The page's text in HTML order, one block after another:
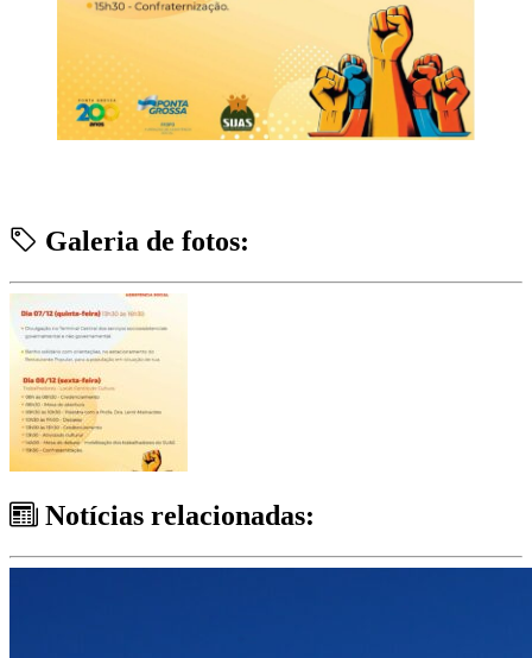
Galeria de fotos:
Notícias relacionadas: